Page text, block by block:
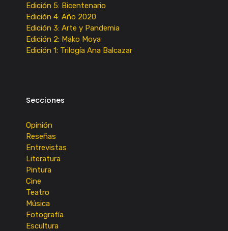
Edición 5: Bicentenario
Edición 4: Año 2020
Edición 3: Arte y Pandemia
Edición 2: Mako Moya
Edición 1: Trilogía Ana Balcazar
Secciones
Opinión
Reseñas
Entrevistas
Literatura
Pintura
Cine
Teatro
Música
Fotografía
Escultura